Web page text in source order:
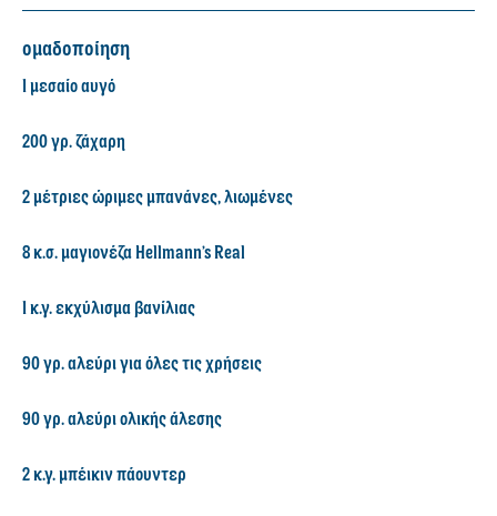
ομαδοποίηση
1 μεσαίο αυγό
200 γρ. ζάχαρη
2 μέτριες ώριμες μπανάνες, λιωμένες
8 κ.σ. μαγιονέζα Hellmann’s Real
1 κ.γ. εκχύλισμα βανίλιας
90 γρ. αλεύρι για όλες τις χρήσεις
90 γρ. αλεύρι ολικής άλεσης
2 κ.γ. μπέικιν πάουντερ